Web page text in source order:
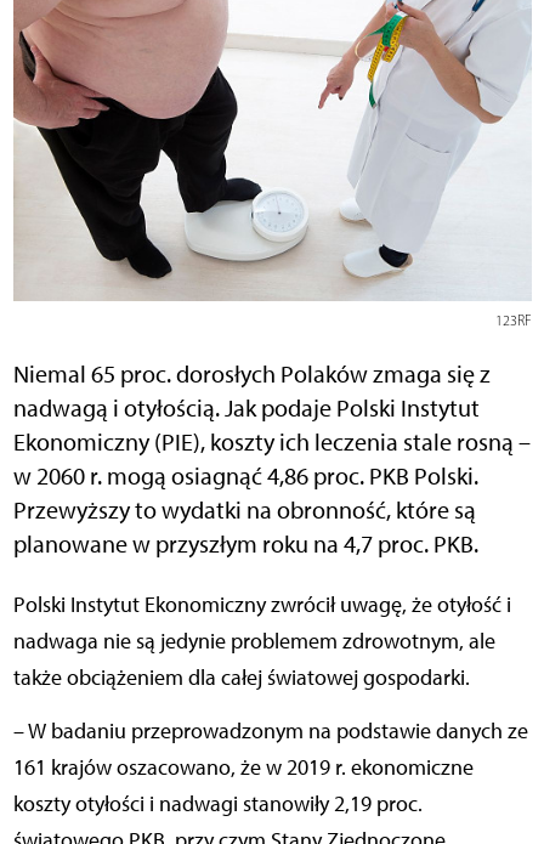
123RF
Niemal 65 proc. dorosłych Polaków zmaga się z
nadwagą i otyłością. Jak podaje Polski Instytut
Ekonomiczny (PIE), koszty ich leczenia stale rosną –
w 2060 r. mogą osiagnąć 4,86 proc. PKB Polski.
Przewyższy to wydatki na obronność, które są
planowane w przyszłym roku na 4,7 proc. PKB.
Polski Instytut Ekonomiczny zwrócił uwagę, że otyłość i
nadwaga nie są jedynie problemem zdrowotnym, ale
także obciążeniem dla całej światowej gospodarki.
– W badaniu przeprowadzonym na podstawie danych ze
161 krajów oszacowano, że w 2019 r. ekonomiczne
koszty otyłości i nadwagi stanowiły 2,19 proc.